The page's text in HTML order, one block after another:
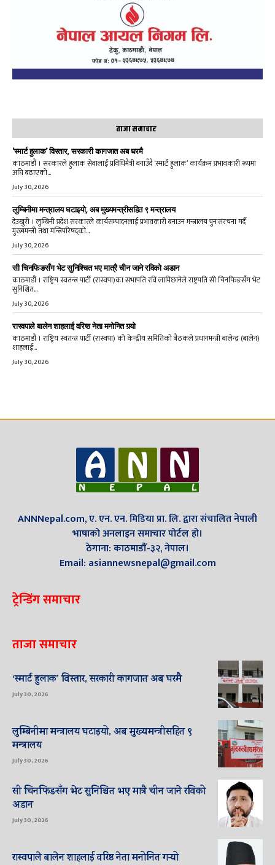
ताजा समाचार
‘स्मार्ट हुलाक’ विस्तार, सरकारी कागजात अब घरमै
काठमाडौं । सरकारले हुलाक सेवालाई प्रविधिमैत्री बनाउँदै ‘स्मार्ट हुलाक’ कार्यक्रम प्रभावकारी रूपमा
अघि बढाएको...
July 30, 2026
लुम्बिनीमा मन्त्रालय घटाइयो, अब मुख्यमन्त्रीसहित ९ मन्त्रालय
देउखुरी । लुम्बिनी प्रदेश सरकारले कार्यसम्पादनलाई प्रभावकारी बनाउन मन्त्रालय पुनःसंरचना गर्दै
मुख्यमन्त्री तथा मन्त्रिपरिषद्को...
July 30, 2026
सी चिनफिङसँग भेट सुनिश्चित भए मात्रै चीन जाने रविको अडान
काठमाडौं । राष्ट्रिय स्वतन्त्र पार्टी (रास्वपा)का सभापति रवि लामिछानेले राष्ट्रपति सी चिनफिङसँग भेट
सुनिश्चित...
July 30, 2026
रास्वपाले बालेन शाहलाई वरिष्ठ नेता मनोनित गर्‍यो
काठमाडौं । राष्ट्रिय स्वतन्त्र पार्टी (रास्वपा) को केन्द्रीय समितिको बैठकले प्रधानमन्त्री बालेन्द्र (बालेन)
शाहलाई...
July 30, 2026
ANNNepal.com, ए. एन. एन. मिडिया प्रा. लि. द्वारा संचालित नेपाली
भाषाको अनलाइन समाचार पोर्टल हो।
ठेगाना: काठमाडौँ-३२, नेपाल।
Email: asiannewsnepal@gmail.com
ट्रेन्डिंग समाचार
ताजा समाचार
‘स्मार्ट हुलाक’ विस्तार, सरकारी कागजात अब घरमै
July 30, 2026
लुम्बिनीमा मन्त्रालय घटाइयो, अब मुख्यमन्त्रीसहित ९
मन्त्रालय
July 30, 2026
सी चिनफिङसँग भेट सुनिश्चित भए मात्रै चीन जाने रविको
अडान
July 30, 2026
रास्वपाले बालेन शाहलाई वरिष्ठ नेता मनोनित गर्‍यो